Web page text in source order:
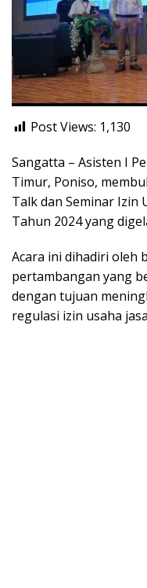
Post Views: 1,130
Sangatta – Asisten I
Timur, Poniso,
Talk dan Seminar Izin
Tahun 2024 yang
Acara ini dihadiri oleh
pertambangan yang
dengan tujuan
regulasi izin usaha